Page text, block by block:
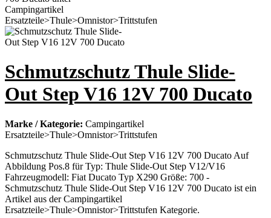
Schmutzschutz Thule Slide-
Out Step V16 12V 700 Ducato
Marke / Kategorie: Campingartikel
Ersatzteile>Thule>Omnistor>Trittstufen
Schmutzschutz Thule Slide-Out Step V16 12V 700 Ducato Auf
Abbildung Pos.8 für Typ: Thule Slide-Out Step V12/V16
Fahrzeugmodell: Fiat Ducato Typ X290 Größe: 700 -
Schmutzschutz Thule Slide-Out Step V16 12V 700 Ducato ist ein
Artikel aus der Campingartikel
Ersatzteile>Thule>Omnistor>Trittstufen Kategorie.